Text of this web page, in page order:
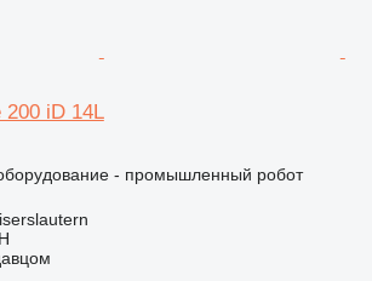
200 iD 14L
- промышленный робот